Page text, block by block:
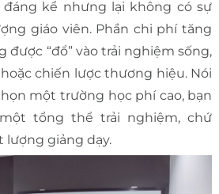
kể nhưng lại không có sự
giáo viên. Phần chi phí tăng
được “đổ” vào trải nghiệm sống,
chiến lược thương hiệu. Nói
một trường học phí cao, bạn
tổng thể trải nghiệm, chứ
lượng giảng dạy.